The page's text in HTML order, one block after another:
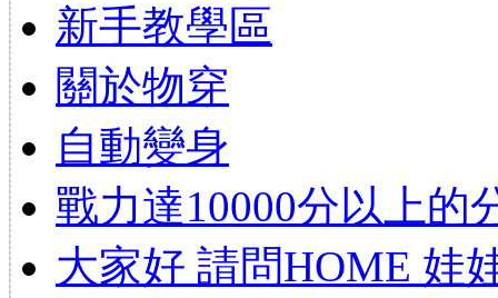
新手教學區
關於物穿
自動變身
戰力達10000分以上的
大家好 請問HOME 娃